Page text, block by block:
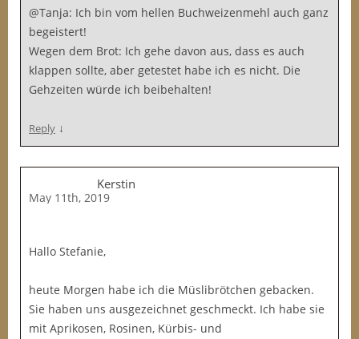
@Tanja: Ich bin vom hellen Buchweizenmehl auch ganz
begeistert!
Wegen dem Brot: Ich gehe davon aus, dass es auch
klappen sollte, aber getestet habe ich es nicht. Die
Gehzeiten würde ich beibehalten!
Reply ↓
Kerstin
May 11th, 2019
Hallo Stefanie,
heute Morgen habe ich die Müslibrötchen gebacken.
Sie haben uns ausgezeichnet geschmeckt. Ich habe sie
mit Aprikosen, Rosinen, Kürbis- und